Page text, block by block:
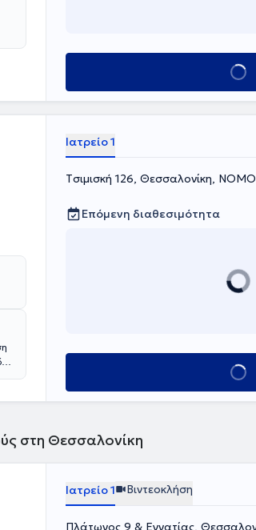
Κλείσε
Ιατρείο 1
Tσιμισκή 126, Θεσσαλονίκη,
Επόμενη διαθεσιμότητα
Κλείσε
στη Θεσσαλονίκη
Ιατρείο 1 Βιντεοκλήση
Πλάτωνος 9 & Εγνατίας,